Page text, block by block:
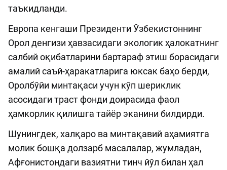
таъкидланди.
Европа кенгаши Президенти Ўзбекистоннинг
Орол денгизи ҳавзасидаги экологик ҳалокатнинг
салбий оқибатларини бартараф этиш борасидаги
амалий саъй-ҳаракатларига юксак баҳо берди,
Оролбўйи минтақаси учун кўп шериклик
асосидаги траст фонди доирасида фаол
ҳамкорлик қилишга тайёр эканини билдирди.
Шунингдек, халқаро ва минтақавий аҳамиятга
молик бошқа долзарб масалалар, жумладан,
Афғонистондаги вазиятни тинч йўл билан ҳал